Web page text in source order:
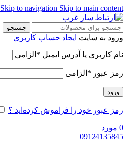
Skip to navigation Skip to main content
جستجو
ورود به سایت ایجاد حساب کاربری
نام کاربری یا آدرس ایمیل * الزامی
رمز عبور * الزامی
ورود
رمز عبور خود را فراموش کرده‌اید ؟
0 مورد
09124135845